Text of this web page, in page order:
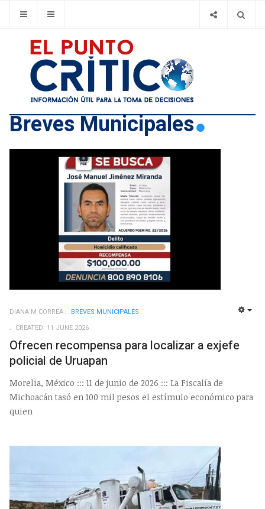
Breves Municipales
DIANA M CORREA
BREVES MUNICIPALES
CREATED: 11 JUNE 2026
Ofrecen recompensa para localizar a exjefe
policial de Uruapan
Morelia, México ::: 11 de junio de 2026 ::: La Fiscalía de
Michoacán tasó en 100 mil pesos el estímulo económico para
quien